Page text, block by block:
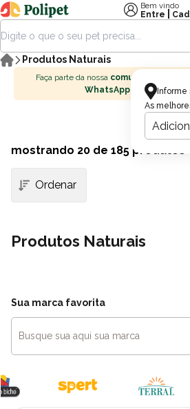
Informe
As
Bem vindo
Entre
Produtos Naturais
Faça parte da nossa comunidade no
WhatsApp
Produtos Naturais
mostrando 20 de 185 produtos
Sua marca favorita